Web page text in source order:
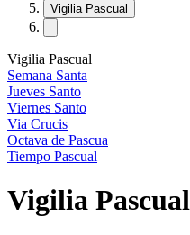
Vigilia Pascual
Vigilia Pascual
Semana Santa
Jueves Santo
Viernes Santo
Via Crucis
Octava de Pascua
Tiempo Pascual
Vigilia Pascual